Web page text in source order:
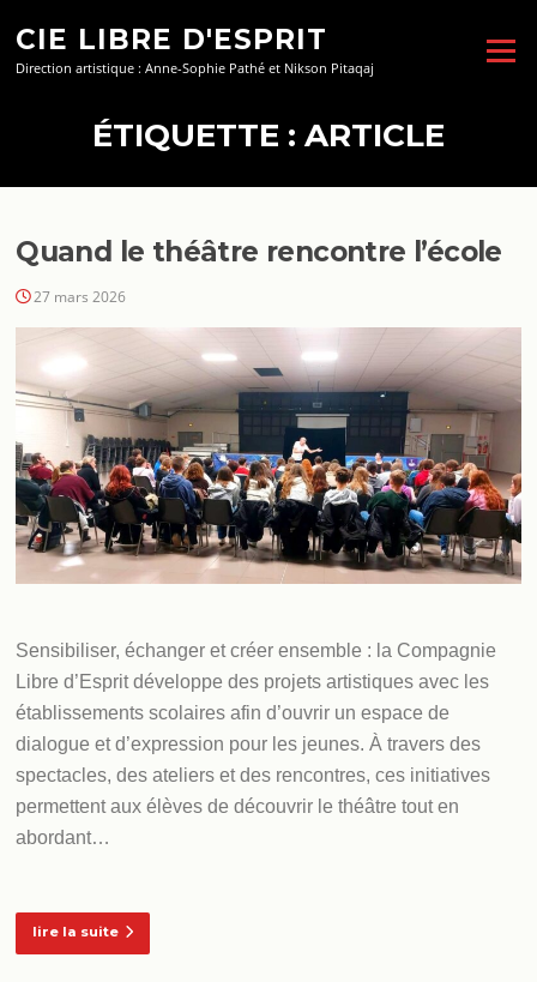
contenu
CIE LIBRE D'ESPRIT
Direction artistique : Anne-Sophie Pathé et Nikson Pitaqaj
Menu
ÉTIQUETTE : ARTICLE
Quand le théâtre rencontre l’école
27 mars 2026
Sensibiliser, échanger et créer ensemble : la Compagnie
Libre d’Esprit développe des projets artistiques avec les
établissements scolaires afin d’ouvrir un espace de
dialogue et d’expression pour les jeunes. À travers des
spectacles, des ateliers et des rencontres, ces initiatives
permettent aux élèves de découvrir le théâtre tout en
abordant…
lire la suite